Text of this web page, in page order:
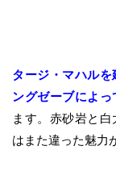
タージ・マハル
ングゼーブによ
ます。赤砂岩と
はまた違った魅力